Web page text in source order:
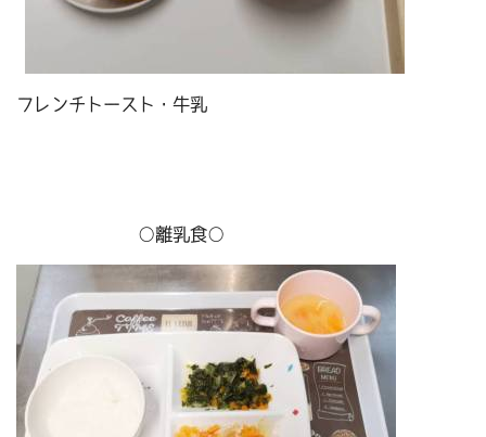
フレンチトースト・牛乳
○離乳食○